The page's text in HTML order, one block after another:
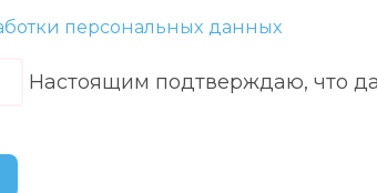
персональных данных
Настоящим подтверждаю, что